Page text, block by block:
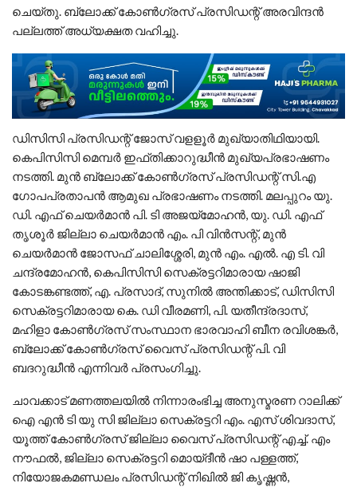
ചെയ്തു. ബ്ലോക്ക്‌ കോൺഗ്രസ്‌ പ്രസിഡന്റ് അരവിന്ദൻ
പല്ലത്ത് അധ്യക്ഷത വഹിച്ചു.
ഡിസിസി പ്രസിഡന്റ് ജോസ് വളളൂർ മുഖ്യാതിഥിയായി.
കെപിസിസി മെമ്പർ ഇഫ്തിക്കാറുദ്ധീൻ മുഖ്യപ്രഭാഷണം
നടത്തി. മുൻ ബ്ലോക്ക്‌ കോൺഗ്രസ്‌ പ്രസിഡന്റ് സി.എ
ഗോപപ്രതാപൻ ആമുഖ പ്രഭാഷണം നടത്തി. മലപ്പുറം യു.
ഡി. എഫ് ചെയർമാൻ പി. ടി അജയ്‌മോഹൻ, യു. ഡി. എഫ്
തൃശൂർ ജില്ലാ ചെയർമാൻ എം. പി വിൻസന്റ്, മുൻ
ചെയർമാൻ ജോസഫ് ചാലിശ്ശേരി, മുൻ എം. എൽ. എ ടി. വി
ചന്ദ്രമോഹൻ, കെപിസിസി സെക്രട്ടറിമാരായ ഷാജി
കോടങ്കണ്ടത്ത്, എ. പ്രസാദ്, സുനിൽ അന്തിക്കാട്, ഡിസിസി
സെക്രട്ടറിമാരായ കെ. ഡി വീരമണി, പി. യതീന്ദ്രദാസ്,
മഹിളാ കോൺഗ്രസ്‌ സംസ്ഥാന ഭാരവാഹി ബീന രവിശങ്കർ,
ബ്ലോക്ക്‌ കോൺഗ്രസ്‌ വൈസ് പ്രസിഡന്റ് പി. വി
ബദറുദ്ധീൻ എന്നിവർ പ്രസംഗിച്ചു.
ചാവക്കാട് മണത്തലയിൽ നിന്നാരംഭിച്ച അനുസ്മരണ റാലിക്ക്
ഐ എൻ ടി യു സി ജില്ലാ സെക്രട്ടറി എം. എസ് ശിവദാസ്,
യൂത്ത് കോൺഗ്രസ്‌ ജില്ലാ വൈസ് പ്രസിഡന്റ് എച്ച്. എം
നൗഫൽ, ജില്ലാ സെക്രട്ടറി മൊയ്‌ദീൻ ഷാ പള്ളത്ത്,
നിയോജകമണ്ഡലം പ്രസിഡന്റ് നിഖിൽ ജി കൃഷ്ണൻ,